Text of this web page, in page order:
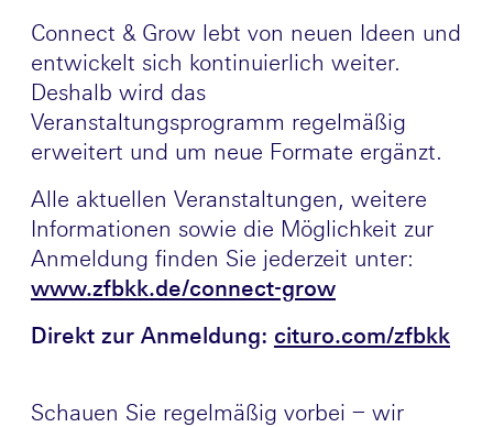
Connect & Grow lebt von neuen Ideen und
entwickelt sich kontinuierlich weiter.
Deshalb wird das
Veranstaltungsprogramm regelmäßig
erweitert und um neue Formate ergänzt.
Alle aktuellen Veranstaltungen, weitere
Informationen sowie die Möglichkeit zur
Anmeldung finden Sie jederzeit unter:
www.zfbkk.de/connect-grow
Direkt zur Anmeldung: cituro.com/zfbkk
Schauen Sie regelmäßig vorbei – wir